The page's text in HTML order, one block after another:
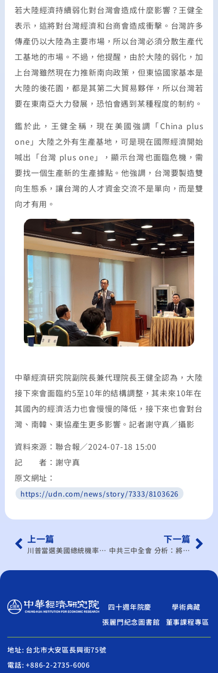
若大陸經濟持續弱化對台灣會造成什麼影響？王健全
表示，這將對台灣經濟和台商會造成衝擊。台灣許多
傳產仍以大陸為主要市場，所以台灣必須分散生產代
工基地的市場。不過，他提醒，由於大陸的弱化，加
上台灣雖然現在力推新南向政策，但東協國家基本是
大陸的後花園，都是其第二大貿易夥伴，所以台灣若
要在東南亞大力發展，恐怕會遇到某種程度的制約。
鑑於此，王健全稱，現在美國強調「China plus
one」大陸之外有生產基地，可是現在國際經濟開始
喊出「台灣 plus one」，顯示台灣也面臨危機，需
要找一個生產新的生產據點。他強調，台灣要製造雙
向生態系，讓台灣的人才資金交流不是單向，而是雙
向才有用。
中華經濟研究院副院長兼代理院長王健全認為，大陸
接下來會面臨約5至10年的結構調整，其未來10年在
其國內的經濟活力也會慢慢的降低，接下來也會對台
灣、南韓、東協產生更多影響。記者謝守真／攝影
資料來源：聯合報／2024-07-18 15:00
記 者：謝守真
原文網址：
https://udn.com/news/story/7333/8103626
上一篇
川普當選美國總統機率愈來愈高 學者：晶片補貼恐調整
下一篇
中共三中全會 分析：將加大投入科技研發
四十週年院慶
學術典藏
張麗門紀念圖書館
董事課程專區
地址: 台北市大安區長興街75號
電話: +886-2-2735-6006